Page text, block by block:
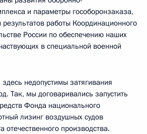
и параметры гособоронзаказа,
результатов работы Координационного
России по обеспечению наших
в специальной военной
недопустимы затягивания
Так, мы договаривались запустить
Фонда национального
лизинг воздушных судов
отечественного производства.